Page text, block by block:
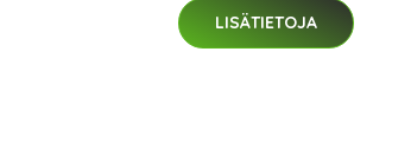
LISÄTIETOJA